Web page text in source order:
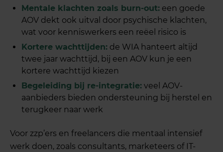
Mentale klachten zoals burn-out: een goede
AOV dekt ook uitval door psychische klachten,
wat voor kenniswerkers een reëel risico is
Kortere wachttijden: de WIA hanteert altijd
twee jaar wachttijd, bij een AOV kun je een
kortere wachttijd kiezen
Begeleiding bij re-integratie: veel AOV-
aanbieders bieden ondersteuning bij herstel en
terugkeer naar werk
Voor zzp’ers en freelancers die mentaal intensief
werk doen, zoals consultants, marketeers of IT-